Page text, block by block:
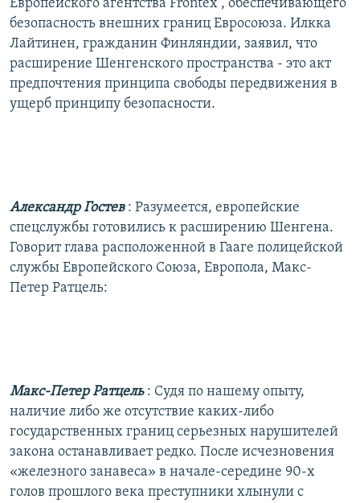
Европейского агентства Frontex , обеспечивающего
безопасность внешних границ Евросоюза. Илкка
Лайтинен, гражданин Финляндии, заявил, что
расширение Шенгенского пространства - это акт
предпочтения принципа свободы передвижения в
ущерб принципу безопасности.
Александр Гостев : Разумеется, европейские
спецслужбы готовились к расширению Шенгена.
Говорит глава расположенной в Гааге полицейской
службы Европейского Союза, Европола, Макс-
Петер Ратцель:
Макс-Петер Ратцель : Судя по нашему опыту,
наличие либо же отсутствие каких-либо
государственных границ серьезных нарушителей
закона останавливает редко. После исчезновения
«железного занавеса» в начале-середине 90-х
голов прошлого века преступники хлынули с